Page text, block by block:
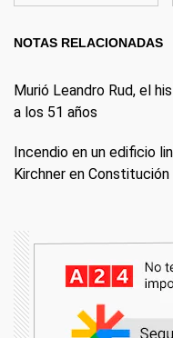
NOTAS RELACIONADAS
Murió Leandro Rud, el
a los 51 años
Incendio en un edificio
Kirchner en Constitución